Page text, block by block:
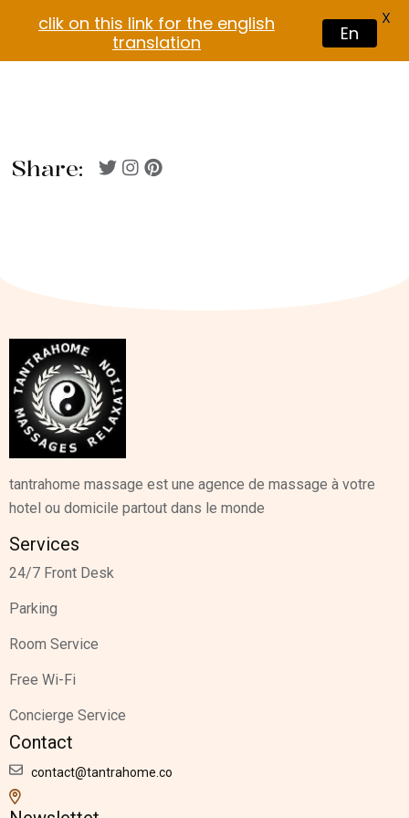
Share:
tantrahome massage est une agence de massage à votre
hotel ou domicile partout dans le monde
Services
24/7 Front Desk
Parking
Room Service
Free Wi-Fi
Concierge Service
Contact
contact@tantrahome.co
clik on this link for the english
translation
En
X